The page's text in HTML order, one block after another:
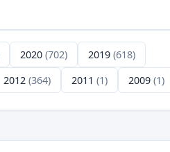
2020 (702) 2019 (618)
2012 (364) 2011 (1) 2009 (1)